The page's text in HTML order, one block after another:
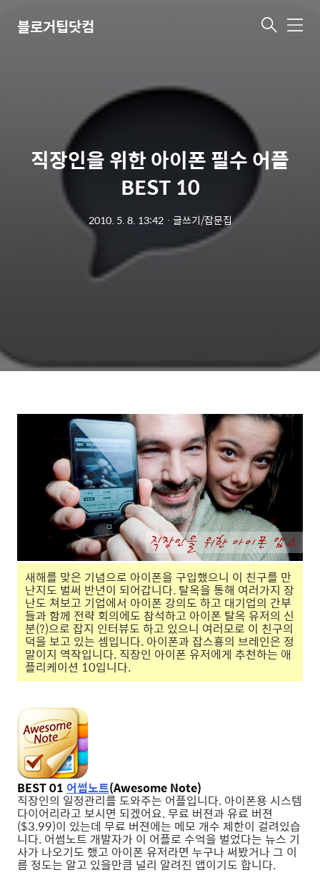
블로거팁닷컴 메
직장인을 위한 아이폰 필수 어플
BEST 10
2010. 5. 8. 13:42ㆍ 글쓰기/잡문집
새해를 맞은 기념으로 아이폰을 구입했으니 이 친구를 만
난지도 벌써 반년이 되어갑니다. 탈옥을 통해 여러가지 장
난도 쳐보고 기업에서 아이폰 강의도 하고 대기업의 간부
들과 함께 전략 회의에도 참석하고 아이폰 탈옥 유저의 신
분(?)으로 잡지 인터뷰도 하고 있으니 여러모로 이 친구의
덕을 보고 있는 셈입니다. 아이폰과 잡스횽의 브레인은 정
말이지 역작입니다. 직장인 아이폰 유저에게 추천하는 애
플리케이션 10입니다.
BEST 01 어썸노트(Awesome Note)
직장인의 일정관리를 도와주는 어플입니다. 아이폰용 시스템
다이어리라고 보시면 되겠어요. 무료 버젼과 유료 버젼
($3.99)이 있는데 무료 버젼에는 메모 개수 제한이 걸려있습
니다. 어썸노트 개발자가 이 어플로 수억을 벌었다는 뉴스 기
사가 나오기도 했고 아이폰 유저라면 누구나 써봤거나 그 이
름 정도는 알고 있을만큼 널리 알려진 앱이기도 합니다.